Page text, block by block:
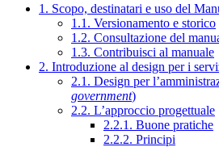
1. Scopo, destinatari e uso del
1.1. Versionamento e storico
1.2. Consultazione del
1.3. Contribuisci al manuale
2. Introduzione al design per i
2.1. Design per
government)
2.2. L’approccio progettuale
2.2.1. Buone pratiche
2.2.2. Principi